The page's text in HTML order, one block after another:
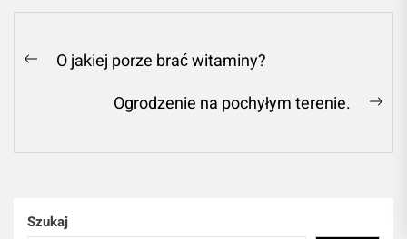
Nawigacja
Previous
O jakiej porze brać witaminy?
Ogrodzenie na pochyłym terenie.
Szukaj